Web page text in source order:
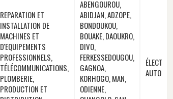
REPARATION ET
INSTALLATION DE
MACHINES ET
D'EQUIPEMENTS
PROFESSIONNELS,
TÉLÉCOMMUNICATIONS,
PLOMBERIE,
PRODUCTION ET
ABENGOUROU,
ABIDJAN, ADZOPE,
BONDOUKOU,
BOUAKE, DAOUKRO,
DIVO,
FERKESSEDOUGOU,
GAGNOA,
KORHOGO, MAN,
ODIENNE,
AUTO,